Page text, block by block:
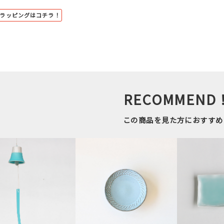
ッピングはコチラ！
RECOMMEND
この商品を見た方におすす